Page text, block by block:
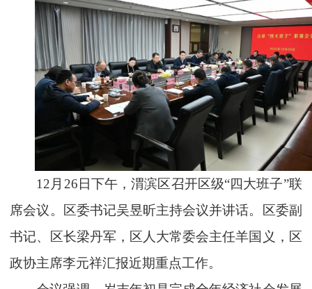
12月26日下午，渭滨区召开区级“四大班子”联
席会议。区委书记吴昱昕主持会议并讲话。区委副
书记、区长梁丹军，区人大常委会主任羊国义，区
政协主席李元祥汇报近期重点工作。